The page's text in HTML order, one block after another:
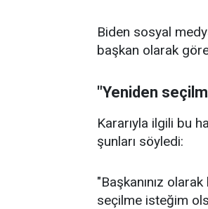
Biden sosyal
başkan olarak
"Yeniden
Kararıyla ilgili bu
şunları söyledi:
"Başkanınız
seçilme isteğim